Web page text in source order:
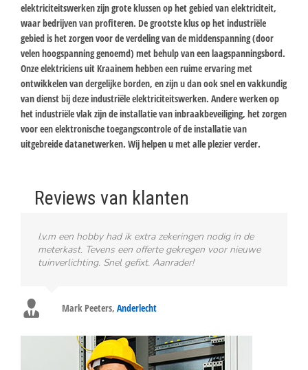
elektriciteitswerken zijn grote klussen op het gebied van elektriciteit,
waar bedrijven van profiteren. De grootste klus op het industriële
gebied is het zorgen voor de verdeling van de middenspanning (door
velen hoogspanning genoemd) met behulp van een laagspanningsbord.
Onze elektriciens uit Kraainem hebben een ruime ervaring met
ontwikkelen van dergelijke borden, en zijn u dan ook snel en vakkundig
van dienst bij deze industriële elektriciteitswerken. Andere werken op
het industriële vlak zijn de installatie van inbraakbeveiliging, het zorgen
voor een elektronische toegangscontrole of de installatie van
uitgebreide datanetwerken. Wij helpen u met alle plezier verder.
Reviews van klanten
I.v.m een hobby had ik extra zekeringen nodig in de
meterkast. Tevens een offerte gekregen voor nieuwe
tuinverlichting. Snel gefixt. Aanrader!
Mark Peeters, Anderlecht